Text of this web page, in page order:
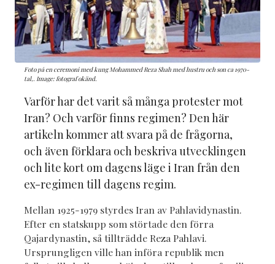
Foto på en ceremoni med kung Mohammed Reza Shah med hustru och son ca 1970-
tal,. Image: fotograf okänd.
Varför har det varit så många protester mot
Iran? Och varför finns regimen? Den här
artikeln kommer att svara på de frågorna,
och även förklara och beskriva utvecklingen
och lite kort om dagens läge i Iran från den
ex-regimen till dagens regim.
Mellan 1925-1979 styrdes Iran av Pahlavidynastin.
Efter en statskupp som störtade den förra
Qajardynastin, så tillträdde Reza Pahlavi.
Ursprungligen ville han införa republik men